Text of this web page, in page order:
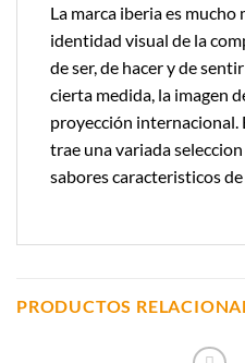
La marca iberia es
identidad visual de la
de ser, de hacer y de
cierta medida, la imagen
proyección
trae una variada
sabores caracteristicos
PRODUCTOS